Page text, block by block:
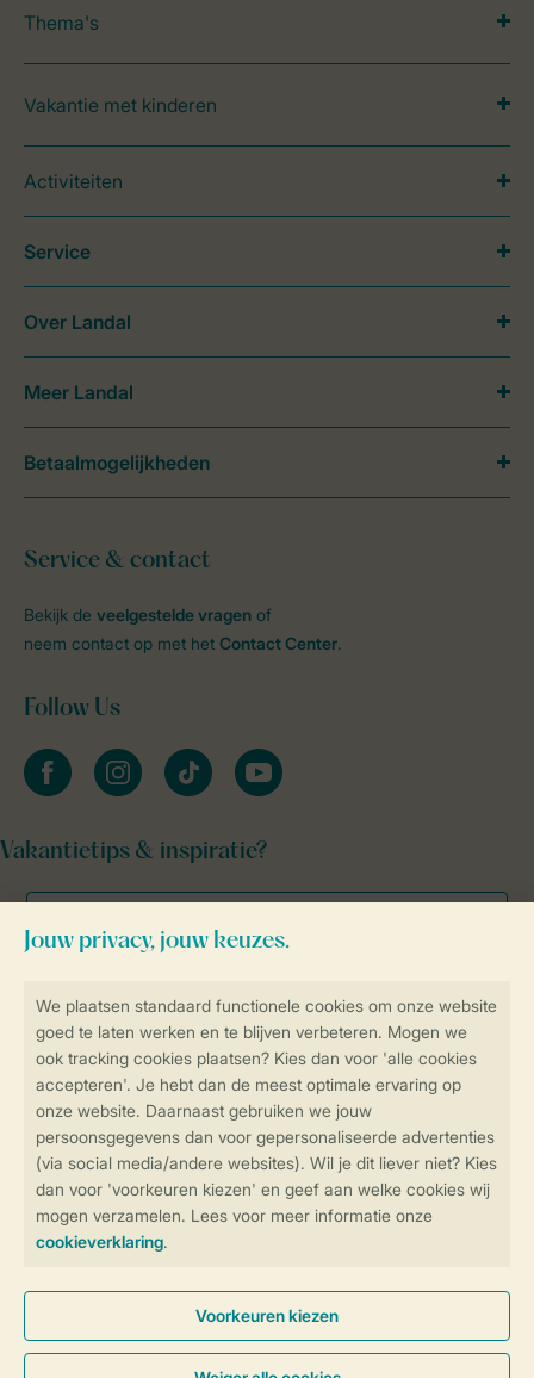
Controle over jouw gegevens &
Instellingen wijzigen
Veilig en snel online boeken
Veilige gegevensoverdracht
Veilige betaling
Thema's
Vakantie met kinderen
Activiteiten
Service & contact
Bekijk de veelgestelde vragen of
neem contact op met het Contact Center.
Follow Us
facebookinstagramtiktok youtube
Vakantietips & inspiratie?
Service
Over Landal
Meer Landal
Betaalmogelijkheden